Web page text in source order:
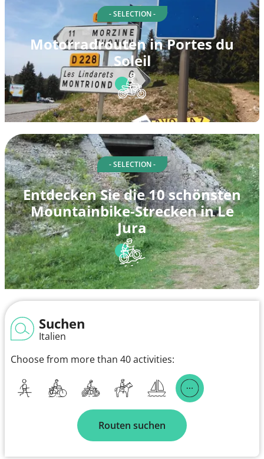
- SELECTION -
Motorradrouten in Portes du
Soleil
- SELECTION -
Entdecken Sie die 10 schönsten
Mountainbike-Strecken in Le
Jura
Suchen
Italien
Choose from more than 40 activities:
Routen suchen